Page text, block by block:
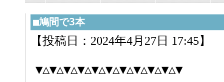
■鳩間で3本
【投稿日：2024年4月27日 17:45】
▼△▼△▼△▼△▼△▼△▼△▼△▼△▼△▼